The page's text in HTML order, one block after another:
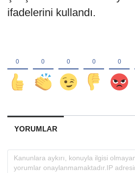
ifadelerini kullandı.
YORUMLAR